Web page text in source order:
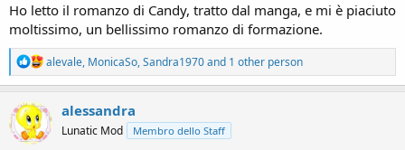
Ho letto il romanzo di Candy, tratto dal manga, e mi è piaciuto
moltissimo, un bellissimo romanzo di formazione.
R
e
a
t
i
alevale, MonicaSo,Sandra1970and 1 other person
alessandra
Lunatic Mod Membro dello Staff